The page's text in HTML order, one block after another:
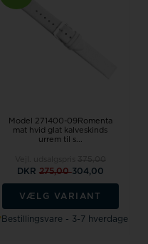
Model 271400-09Romenta
mat hvid glat kalveskinds
urrem til s...
DKR 275,00304,00
VÆLG VARIANT
Bestillingsvare - 3-7 hverdage